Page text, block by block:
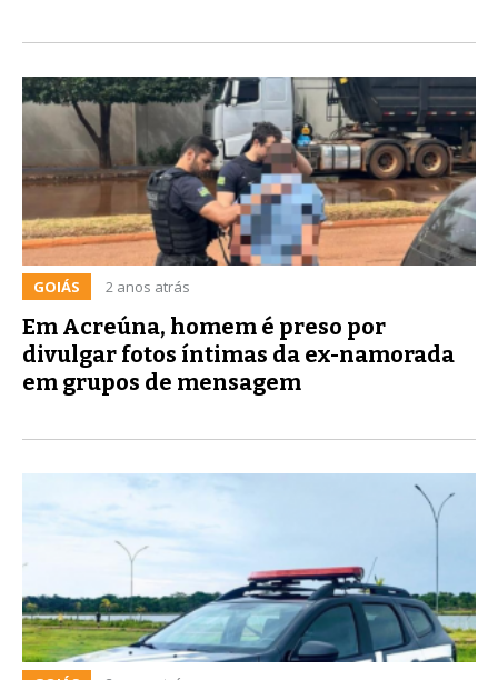
GOIÁS 2 anos atrás
Em Acreúna, homem é preso por
divulgar fotos íntimas da ex-namorada
em grupos de mensagem